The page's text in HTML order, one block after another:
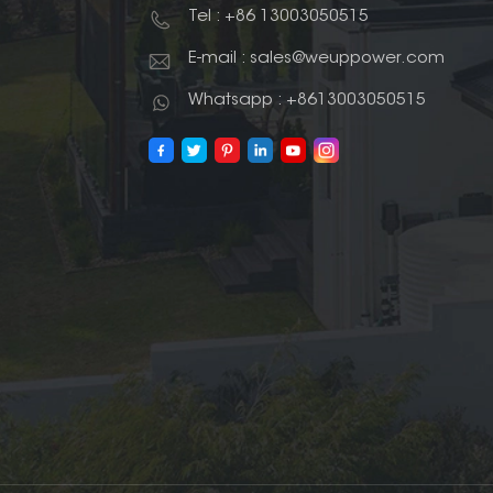
Tel : +86 13003050515
E-mail : sales@weuppower.com
Whatsapp : +8613003050515